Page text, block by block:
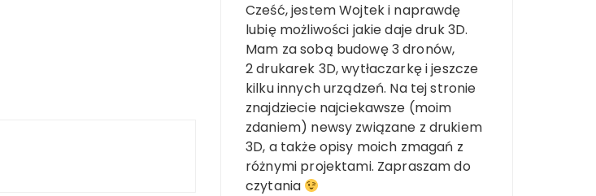
Cześć, jestem Wojtek i naprawdę
lubię możliwości jakie daje druk 3D.
Mam za sobą budowę 3 dronów,
2 drukarek 3D, wytłaczarkę i jeszcze
kilku innych urządzeń. Na tej stronie
znajdziecie najciekawsze (moim
zdaniem) newsy związane z drukiem
3D, a także opisy moich zmagań z
różnymi projektami. Zapraszam do
czytania